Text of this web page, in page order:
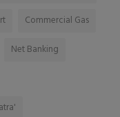
Commercial Gas
Net Banking